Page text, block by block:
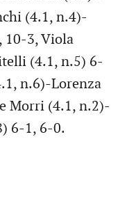
(4.1, n.4)-
10-3, Viola
(4.1, n.5) 6-
n.6)-Lorenza
Morri (4.1, n.2)-
6-1, 6-0.